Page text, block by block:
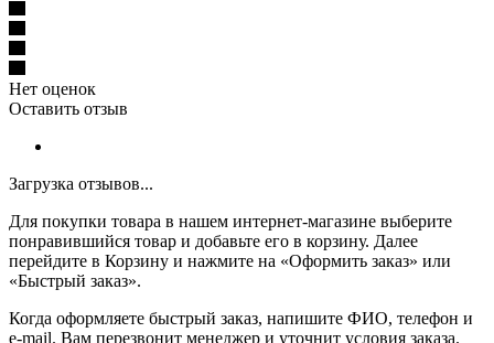
Нет оценок
Оставить отзыв
Загрузка отзывов...
Для покупки товара в нашем интернет-магазине выберите
понравившийся товар и добавьте его в корзину. Далее
перейдите в Корзину и нажмите на «Оформить заказ» или
«Быстрый заказ».
Когда оформляете быстрый заказ, напишите ФИО, телефон и
e-mail. Вам перезвонит менеджер и уточнит условия заказа.